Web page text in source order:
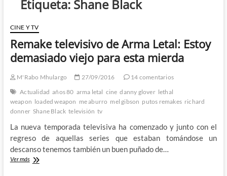
Etiqueta: Shane Black
CINE Y TV
Remake televisivo de Arma Letal: Estoy
demasiado viejo para esta mierda
M'Rabo Mhulargo 27/09/2016
14 comentarios
Actualidad años 80 arma letal cine danny glover lethal
weapon loaded weapon me aburro mel gibson putos remakes richard
donner Shane Black televisión tv
La nueva temporada televisiva ha comenzado y junto con el
regreso de aquellas series que estaban tomándose un
descanso tenemos también un buen puñado de…
Ver másRemake